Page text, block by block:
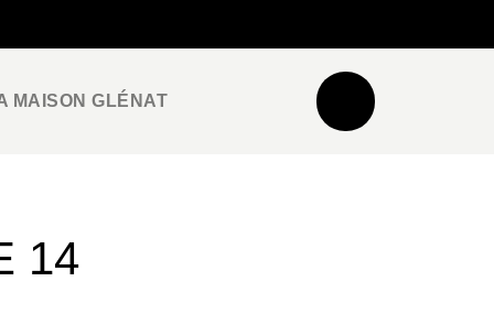
MAISON GLÉNAT
14